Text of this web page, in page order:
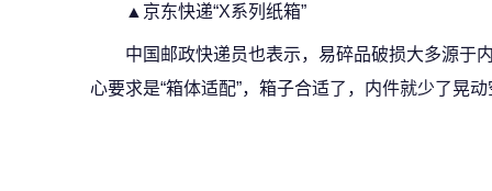
▲京东快递“X系列纸箱”
中国邮政快递员也表示，易碎品破损大多源于
心要求是“箱体适配”，箱子合适了，内件就少了晃